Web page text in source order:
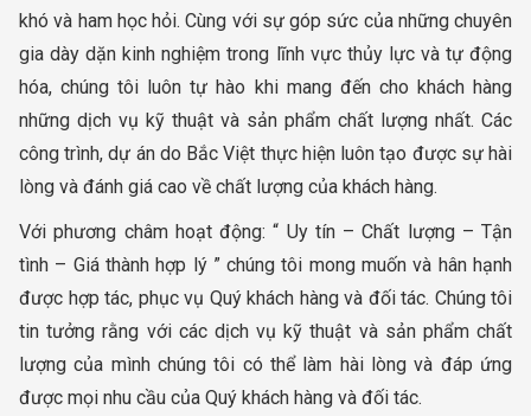
khó và ham học hỏi. Cùng với sự góp sức của những chuyên
gia dày dặn kinh nghiệm trong lĩnh vực thủy lực và tự động
hóa, chúng tôi luôn tự hào khi mang đến cho khách hàng
những dịch vụ kỹ thuật và sản phẩm chất lượng nhất. Các
công trình, dự án do Bắc Việt thực hiện luôn tạo được sự hài
lòng và đánh giá cao về chất lượng của khách hàng.
Với phương châm hoạt động: “ Uy tín – Chất lượng – Tận
tình – Giá thành hợp lý ” chúng tôi mong muốn và hân hạnh
được hợp tác, phục vụ Quý khách hàng và đối tác. Chúng tôi
tin tưởng rằng với các dịch vụ kỹ thuật và sản phẩm chất
lượng của mình chúng tôi có thể làm hài lòng và đáp ứng
được mọi nhu cầu của Quý khách hàng và đối tác.